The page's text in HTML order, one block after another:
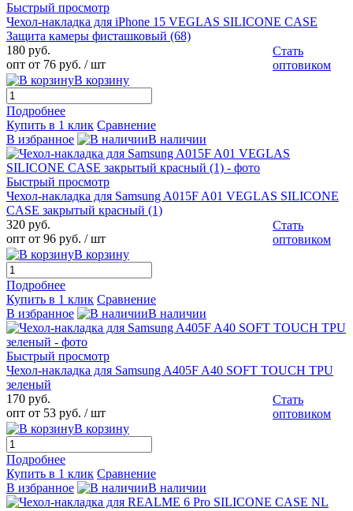
Быстрый просмотр
Чехол-накладка для iPhone 15 VEGLAS SILICONE CASE
Защита камеры фисташковый (68)
180 руб.
опт от 76 руб. / шт
Стать
оптовиком
В корзину
Подробнее
Купить в 1 клик Сравнение
В избранное
В наличии
Быстрый просмотр
Чехол-накладка для Samsung A015F A01 VEGLAS SILICONE
CASE закрытый красный (1)
320 руб.
опт от 96 руб. / шт
Стать
оптовиком
В корзину
Подробнее
Купить в 1 клик Сравнение
В избранное
В наличии
Быстрый просмотр
Чехол-накладка для Samsung A405F A40 SOFT TOUCH TPU
зеленый
170 руб.
опт от 53 руб. / шт
Стать
оптовиком
В корзину
Подробнее
Купить в 1 клик Сравнение
В избранное
В наличии